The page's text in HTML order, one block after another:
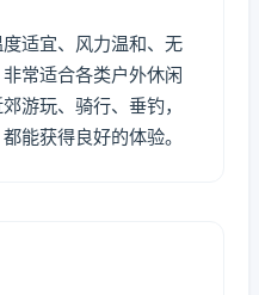
适宜、风力温和、无
常适合各类户外休闲
游玩、骑行、垂钓，
能获得良好的体验。